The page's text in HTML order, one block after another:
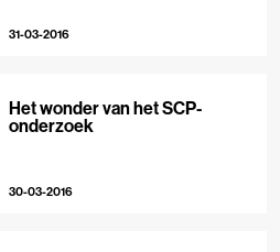
31-03-2016
Het wonder van het SCP-
onderzoek
30-03-2016